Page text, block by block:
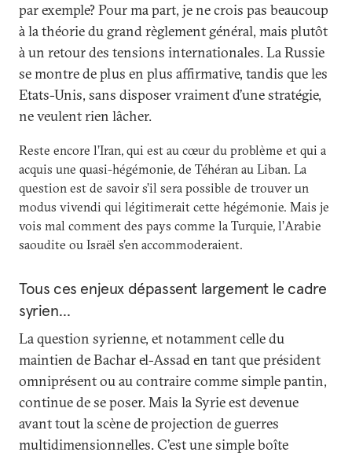
par exemple? Pour ma part, je ne crois pas beaucoup
à la théorie du grand règlement général, mais plutôt
à un retour des tensions internationales. La Russie
se montre de plus en plus affirmative, tandis que les
Etats-Unis, sans disposer vraiment d’une stratégie,
ne veulent rien lâcher.
Reste encore l’Iran, qui est au cœur du problème et qui a
acquis une quasi-hégémonie, de Téhéran au Liban. La
question est de savoir s’il sera possible de trouver un
modus vivendi qui légitimerait cette hégémonie. Mais je
vois mal comment des pays comme la Turquie, l’Arabie
saoudite ou Israël s’en accommoderaient.
Tous ces enjeux dépassent largement le cadre
syrien…
La question syrienne, et notamment celle du
maintien de Bachar el-Assad en tant que président
omniprésent ou au contraire comme simple pantin,
continue de se poser. Mais la Syrie est devenue
avant tout la scène de projection de guerres
multidimensionnelles. C’est une simple boîte